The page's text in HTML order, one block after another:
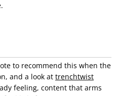
to recommend this when the
and a look at trenchtwist
feeling, content that arms